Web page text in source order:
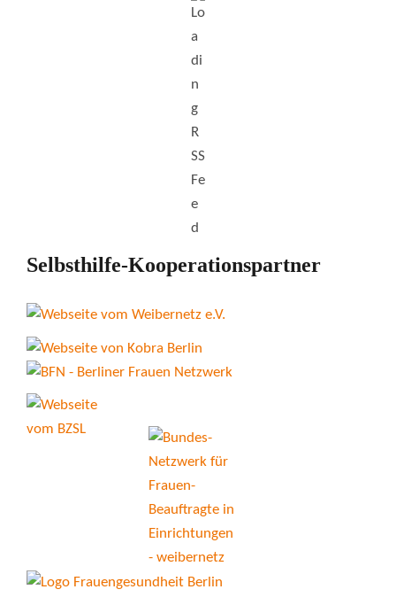
Selbsthilfe-Kooperationspartner